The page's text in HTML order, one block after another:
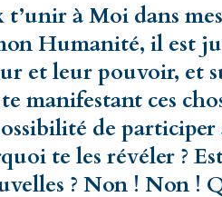
t’unir à Moi dans
Humanité, il est
et leur pouvoir, et
manifestant ces
de participer
te les révéler ?
? Non ! Non !